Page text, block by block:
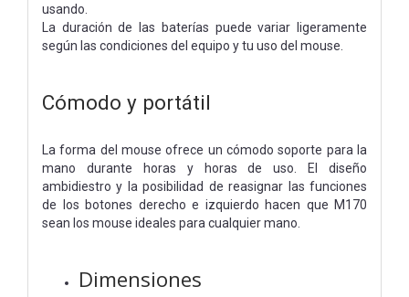
usando.
La duración de las baterías puede variar ligeramente
según las condiciones del equipo y tu uso del mouse.
Cómodo y portátil
La forma del mouse ofrece un cómodo soporte para la
mano durante horas y horas de uso. El diseño
ambidiestro y la posibilidad de reasignar las funciones
de los botones derecho e izquierdo hacen que M170
sean los mouse ideales para cualquier mano.
Dimensiones